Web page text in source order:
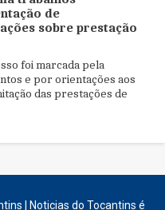
de
sobre prestação
foi marcada pela
e por orientações aos
das prestações de
| Noticias do Tocantins é